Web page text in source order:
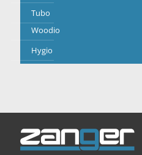
Tubo
Woodio
Hygio